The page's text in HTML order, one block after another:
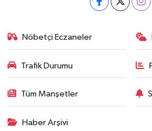
Nöbetçi Eczaneler
Trafik Durumu
Tüm Manşetler
Haber Arşivi